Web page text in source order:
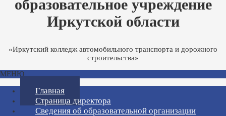
образовательное учреждение
Иркутской области
«Иркутский колледж автомобильного транспорта и дорожного
строительства»
МЕНЮ
Главная
Страница директора
Сведения об образовательной организации